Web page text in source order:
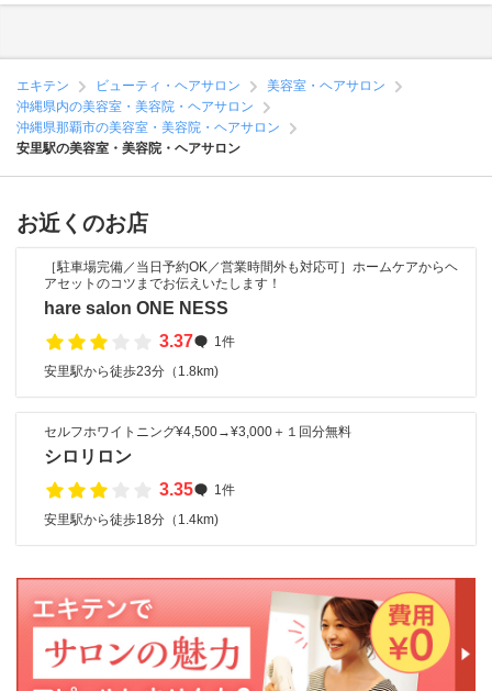
エキテン ビューティ・ヘアサロン
美容室・ヘアサロン
沖縄県内の美容室・美容院・ヘアサロン
沖縄県那覇市の美容室・美容院・ヘアサロン
安里駅の美容室・美容院・ヘアサロン
お近くのお店
［駐車場完備／当日予約OK／営業時間外も対応可］ホームケアからヘ
アセットのコツまでお伝えいたします！
hare salon ONE NESS
3.37
1件
安里駅から徒歩23分（1.8km)
セルフホワイトニング¥4,500→¥3,000＋１回分無料
シロリロン
3.35
1件
安里駅から徒歩18分（1.4km)